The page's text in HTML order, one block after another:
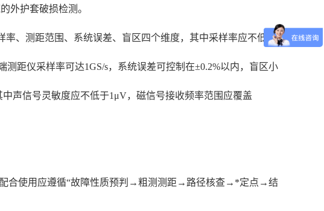
外护套破损检测。
、测距范围、系统误差、盲区四个维度，其中采样率应不低于
距仪采样率可达1GS/s，系统误差可控制在±0.2%以内，盲区小
声信号灵敏度应不低于1μV，磁信号接收频率范围应覆盖
配合使用应遵循“故障性质预判→粗测测距→路径核查→*定点→结